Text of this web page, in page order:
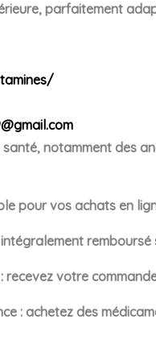
parfaitement
notamment des
pour vos achats en
votre
: achetez des